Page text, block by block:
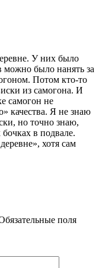
У них было
можно было нанять за
Потом кто-то
из самогона. И
самогон не
качества. Я не знаю
но точно знаю,
в подвале.
хотя сам
поля